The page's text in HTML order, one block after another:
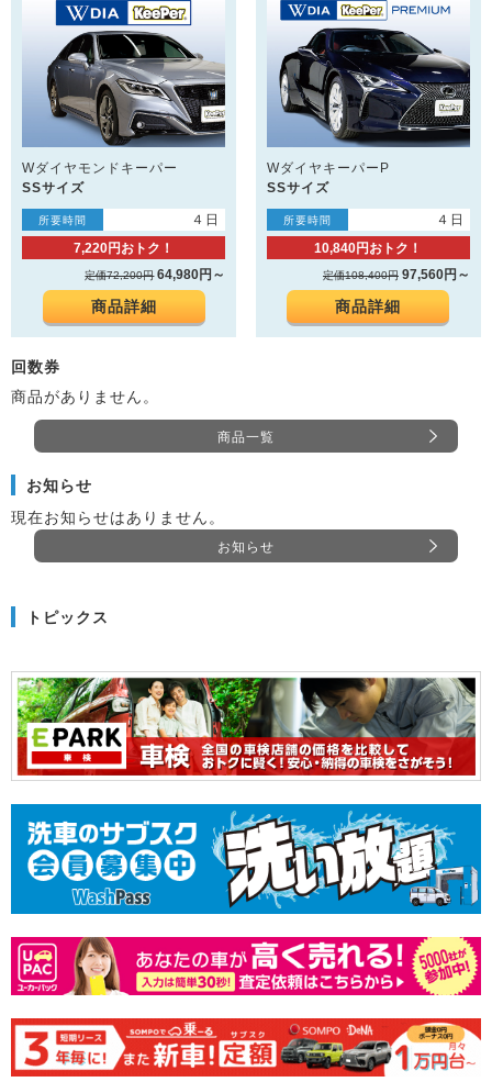
Wダイヤモンドキーパー
SSサイズ
所要時間
４日
7,220円おトク！
定価72,200円64,980円～
商品詳細
WダイヤキーパーP
SSサイズ
所要時間
４日
10,840円おトク！
定価108,400円 97,560円～
商品詳細
回数券
商品がありません。
商品一覧
お知らせ
現在お知らせはありません。
お知らせ
トピックス